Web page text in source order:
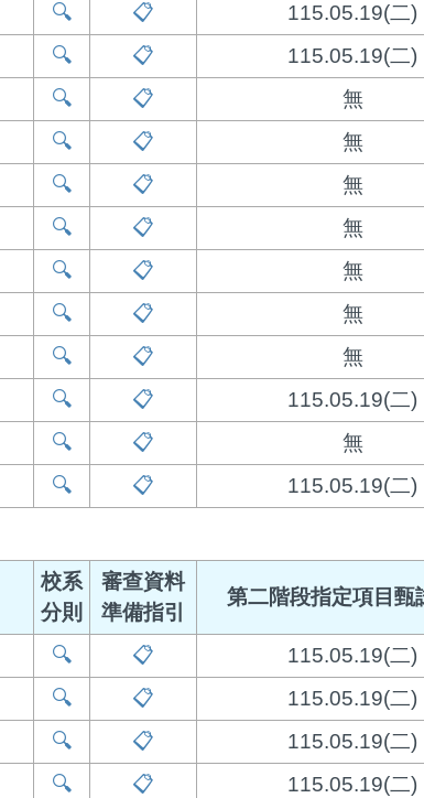
🔍 📋 115.05.19(二)
🔍 📋 115.05.19(二)
🔍 📋 無
🔍 📋 無
🔍 📋 無
🔍 📋 無
🔍 📋 無
🔍 📋 無
🔍 📋 無
🔍 📋 115.05.19(二)
🔍 📋 無
🔍 📋 115.05.19(二)
校系
分則
審查資料
準備指引
第二階段指定項目甄
🔍 📋 115.05.19(二)
🔍 📋 115.05.19(二)
🔍 📋 115.05.19(二)
🔍 📋 115.05.19(二)